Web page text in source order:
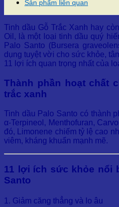
Sản phẩm liên quan
Tinh dầu Gỗ Trắc Xanh hay
Oil, là một loại tinh dầu quý
Palo Santo (Bursera
dụng tuyệt vời cho sức khỏe,
11 lợi ích quan trọng nhất của
Thành phần hoạt chất
trắc xanh
Tinh dầu Palo Santo có thành
α-Terpineol, Menthofuran,
đó, Limonene chiếm tỷ lệ cao
viêm, kháng khuẩn mạnh mẽ.
11 lợi ích sức khỏe nổi
Santo
1. Giảm căng thẳng và lo âu